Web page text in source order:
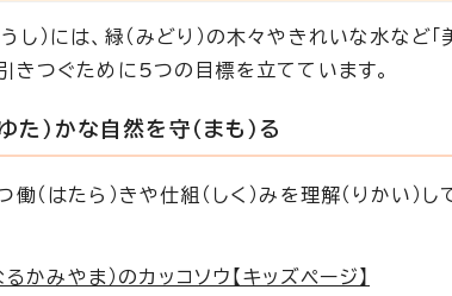
し）には、緑（みどり）の木々やきれいな水など
引きつぐために5つの目標を立てています。
た）かな自然を守（まも）る
働（はたら）きや仕組（しく）みを理解（りかい
るかみやま）のカッコソウ【キッズページ】